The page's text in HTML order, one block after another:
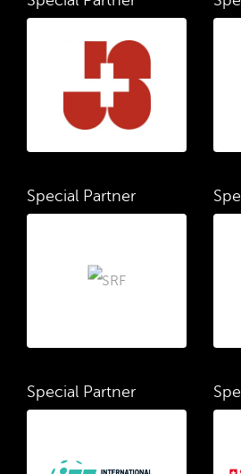
Special Partner
Special Partner